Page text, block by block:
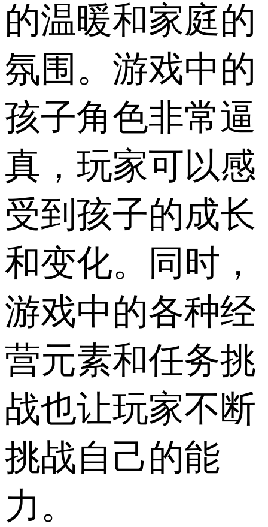
的温暖和家庭的
氛围。游戏中的
孩子角色非常逼
真，玩家可以感
受到孩子的成长
和变化。同时，
游戏中的各种经
营元素和任务挑
战也让玩家不断
挑战自己的能
力。